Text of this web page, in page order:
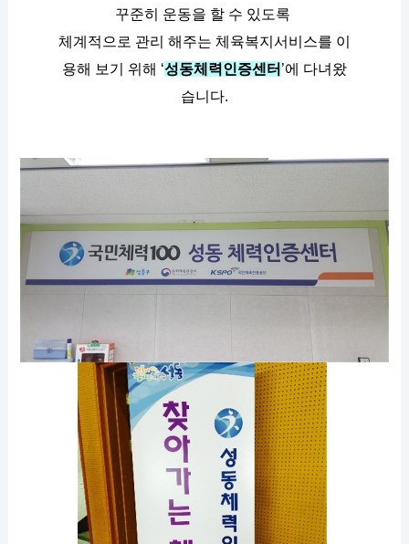
꾸준히 운동을 할 수 있도록
체계적으로 관리 해주는 체육복지서비스를 이
용해 보기 위해 ‘성동체력인증센터 ’에 다녀왔
습니다.